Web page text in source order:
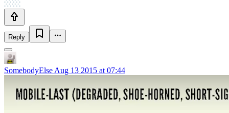
Reply
SomebodyElse Aug 13 2015 at 07:44